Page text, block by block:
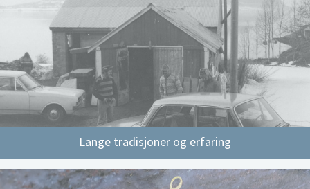
Lange tradisjoner og erfaring